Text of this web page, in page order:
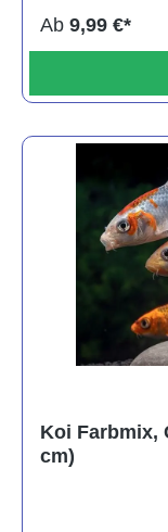
Ab 9,99 €*
Koi Farbmix,
cm)